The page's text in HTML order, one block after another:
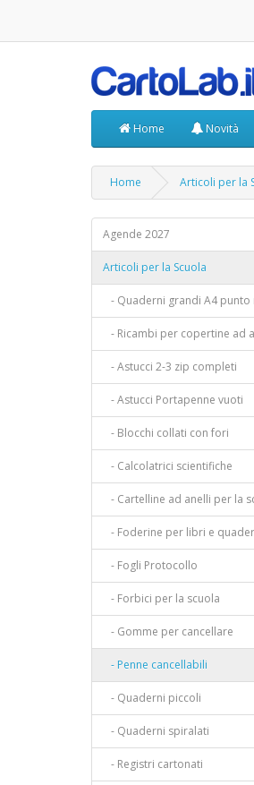
Home Novità
Home Articoli per la
Agende 2027
Articoli per la Scuola
- Quaderni grandi A4 punto
- Ricambi per copertine ad
- Astucci 2-3 zip completi
- Astucci Portapenne vuoti
- Blocchi collati con fori
- Calcolatrici scientifiche
- Cartelline ad anelli per la
- Foderine per libri e
- Fogli Protocollo
- Forbici per la scuola
- Gomme per cancellare
- Penne cancellabili
- Quaderni piccoli
- Quaderni spiralati
- Registri cartonati